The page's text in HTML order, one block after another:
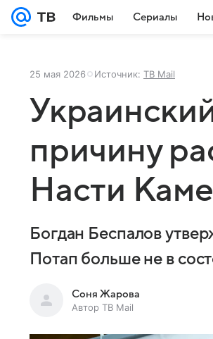
Фильмы Сериалы
25 мая 2026 Источник: ТВ Mail
причину
Насти
Богдан Беспалов
Потап больше не в
Соня Жарова
Автор ТВ Mail